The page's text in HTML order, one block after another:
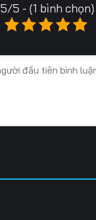
Tập 20
Tập 26
Tập 32
Tập 38
5/5 - (1 bình chọn)